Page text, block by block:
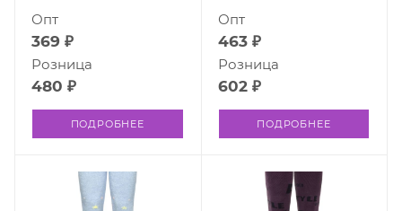
369 ₽
Опт
480 ₽
Розница
ПОДРОБНЕЕ
463 ₽
Опт
602 ₽
Розница
ПОДРОБНЕЕ